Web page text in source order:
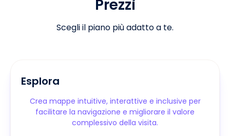
Prezzi
Scegli il piano più adatto a te.
Esplora
Crea mappe intuitive, interattive e inclusive per
facilitare la navigazione e migliorare il valore
complessivo della visita.